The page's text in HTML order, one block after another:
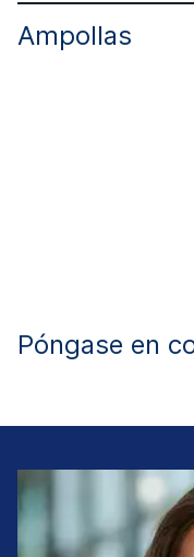
Ampollas
Póngase en